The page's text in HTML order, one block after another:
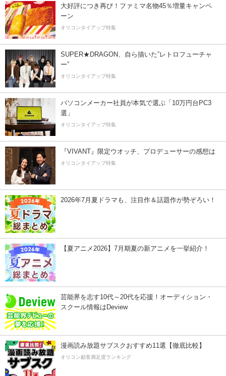
大好評につき再び！ファミマ名物45％増量キャンペ
ーン
オリコンタイアップ特集
SUPER★DRAGON、自ら描いた”レトロフューチャ
ー”
オリコンタイアップ特集
パソコンメーカー社員が本気で選ぶ「10万円台PC3
選」
オリコンタイアップ特集
『VIVANT』限定ウオッチ、プロデューサーの感想は
オリコンタイアップ特集
2026年7月夏ドラマも、注目作＆話題作が勢ぞろい！
【夏アニメ2026】7月期夏の新アニメを一挙紹介！
芸能界を志す10代～20代を応援！オーディション・
スクール情報はDeview
漫画読み放題サブスクおすすめ11選【徹底比較】
オリコン顧客満足度ランキング